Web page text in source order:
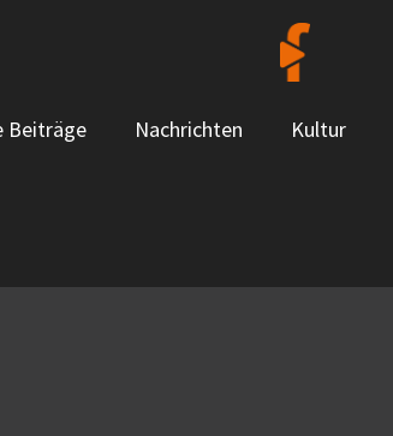
Beiträge Nachrichten Kultur